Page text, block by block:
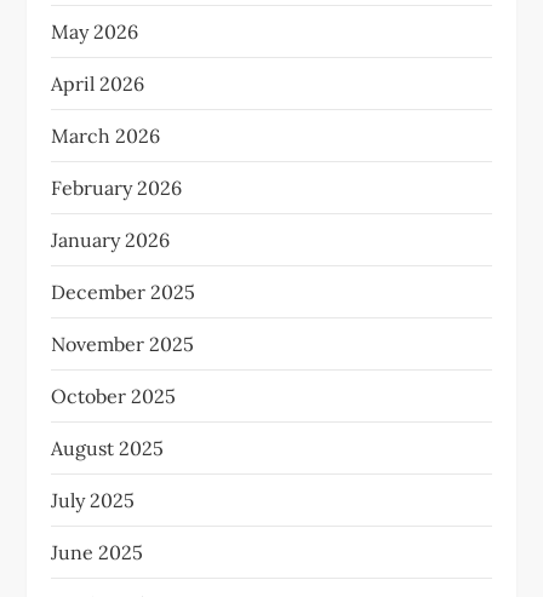
May 2026
April 2026
March 2026
February 2026
January 2026
December 2025
November 2025
October 2025
August 2025
July 2025
June 2025